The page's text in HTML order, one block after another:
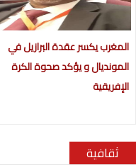
المغرب يكسر عقدة البرازيل في
المونديال و يؤكد صحوة الكرة
الإفريقية
ثقافية